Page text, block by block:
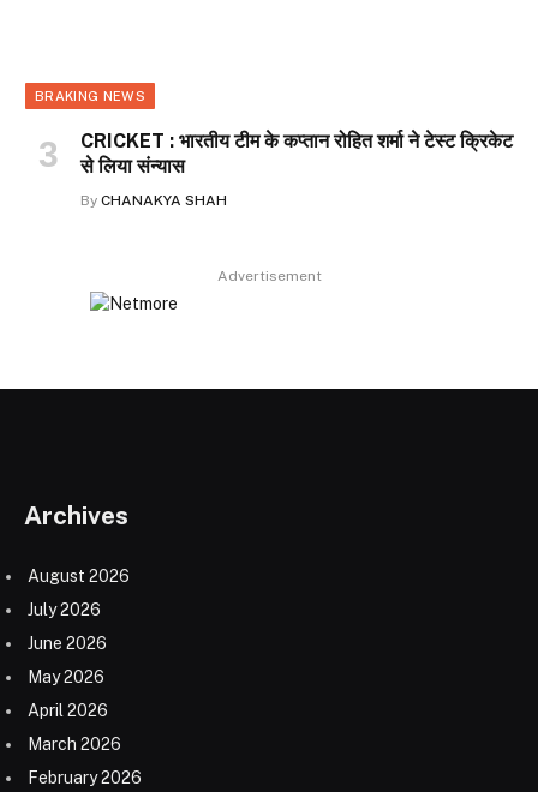
BRAKING NEWS
CRICKET : भारतीय टीम के कप्तान रोहित शर्मा ने टेस्ट क्रिकेट
से लिया संन्यास
By CHANAKYA SHAH
Advertisement
Archives
August 2026
July 2026
June 2026
May 2026
April 2026
March 2026
February 2026